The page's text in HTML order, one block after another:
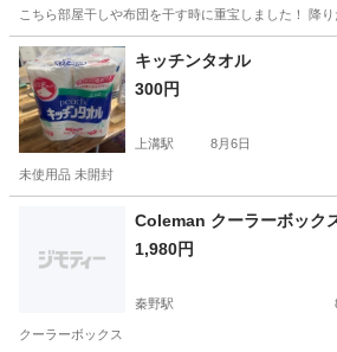
こちら部屋干しや布団を干す時に重宝しました！ 降
神奈川 愛甲郡 下溝駅
キッチンタオル
300円
上溝駅 8月6日
未使用品 未開封
生活雑貨
Coleman クーラーボック
1,980円
秦野駅
クーラーボックス